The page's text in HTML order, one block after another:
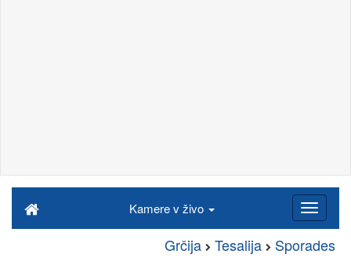
Kamere v živo
Grčija Tesalija Sporades